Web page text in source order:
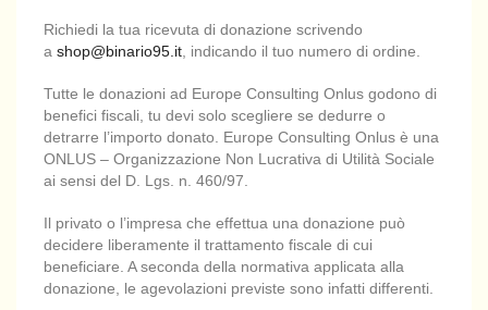
Richiedi la tua ricevuta di donazione scrivendo
a shop@binario95.it, indicando il tuo numero di ordine.
Tutte le donazioni ad Europe Consulting Onlus godono di
benefici fiscali, tu devi solo scegliere se dedurre o
detrarre l’importo donato. Europe Consulting Onlus è una
ONLUS – Organizzazione Non Lucrativa di Utilità Sociale
ai sensi del D. Lgs. n. 460/97.
Il privato o l’impresa che effettua una donazione può
decidere liberamente il trattamento fiscale di cui
beneficiare. A seconda della normativa applicata alla
donazione, le agevolazioni previste sono infatti differenti.